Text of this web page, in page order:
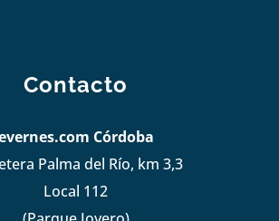
Contacto
Córdoba
Palma del Río, km 3,3
Local 112